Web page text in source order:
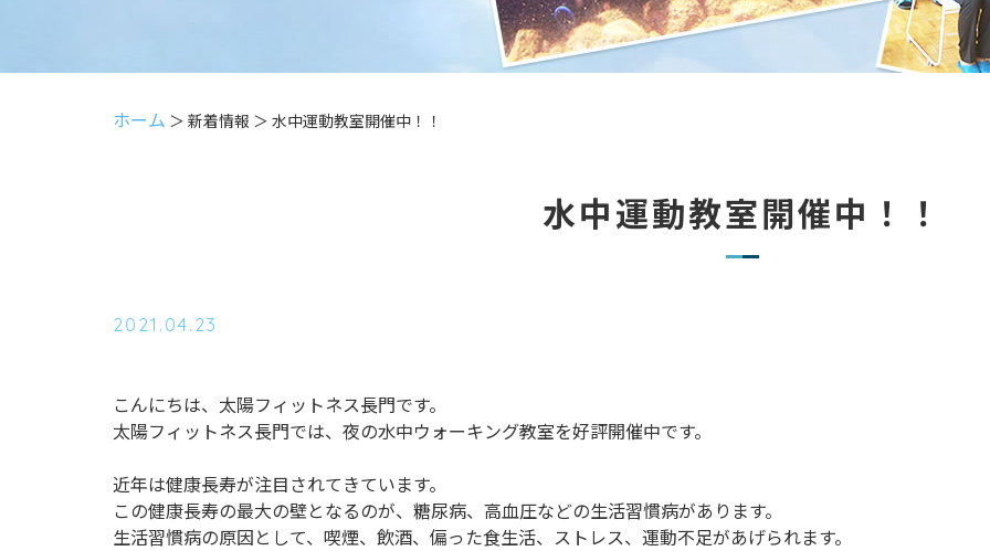
ホーム ＞ 新着情報 ＞ 水中運動教室開催中！！
水中運動教室開催中！！
2021.04.23
こんにちは、太陽フィットネス長門です。
太陽フィットネス長門では、夜の水中ウォーキング教室を好評開催中です。
近年は健康長寿が注目されてきています。
この健康長寿の最大の壁となるのが、糖尿病、高血圧などの生活習慣病があります。
生活習慣病の原因として、喫煙、飲酒、偏った食生活、ストレス、運動不足があげられます。